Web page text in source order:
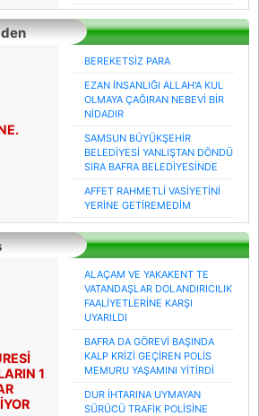
BEREKETSİZ PARA
EZAN İNSANLIĞI ALLAH'A KUL
OLMAYA ÇAĞIRAN NEBEVİ BİR
NİDADIR
SAMSUN BÜYÜKŞEHİR
BELEDİYESİ YANLIŞTAN DÖNDÜ
SIRA BAFRA BELEDİYESİNDE
AFFET RAHMETLİ VASİYETİNİ
YERİNE GETİREMEDİM
1
ALAÇAM VE YAKAKENT TE
VATANDAŞLAR DOLANDIRICILIK
FAALİYETLERİNE KARŞI
UYARILDI
BAFRA DA GÖREVİ BAŞINDA
KALP KRİZİ GEÇİREN POLİS
MEMURU YAŞAMINI YİTİRDİ
DUR İHTARINA UYMAYAN
SÜRÜCÜ TRAFİK POLİSİNE